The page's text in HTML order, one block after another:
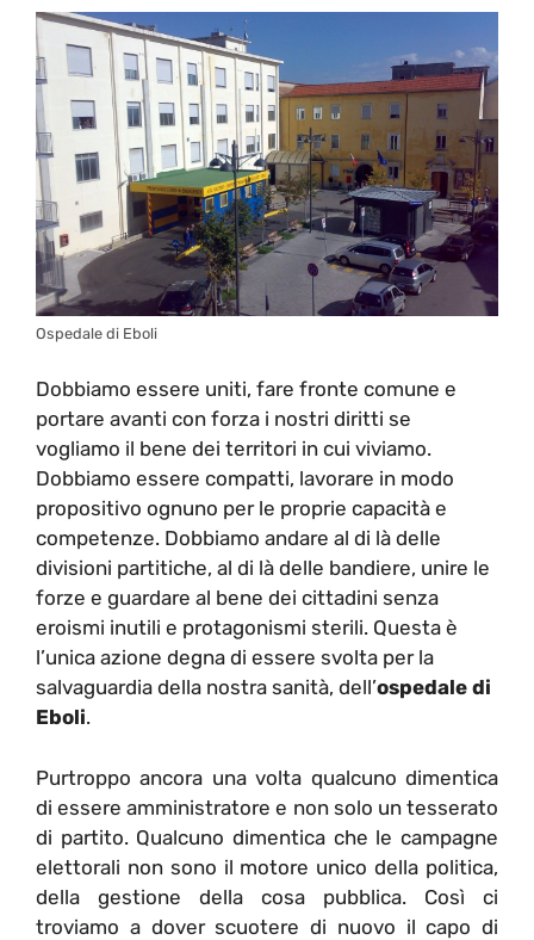
Ospedale di Eboli
Dobbiamo essere uniti, fare fronte comune e
portare avanti con forza i nostri diritti se
vogliamo il bene dei territori in cui viviamo.
Dobbiamo essere compatti, lavorare in modo
propositivo ognuno per le proprie capacità e
competenze. Dobbiamo andare al di là delle
divisioni partitiche, al di là delle bandiere, unire le
forze e guardare al bene dei cittadini senza
eroismi inutili e protagonismi sterili. Questa è
l’unica azione degna di essere svolta per la
salvaguardia della nostra sanità, dell’ospedale di
Eboli.
Purtroppo ancora una volta qualcuno dimentica
di essere amministratore e non solo un tesserato
di partito. Qualcuno dimentica che le campagne
elettorali non sono il motore unico della politica,
della gestione della cosa pubblica. Così ci
troviamo a dover scuotere di nuovo il capo di